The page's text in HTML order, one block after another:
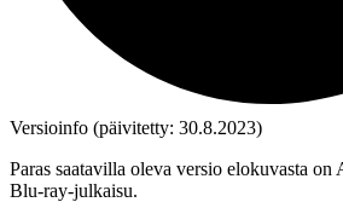
Versioinfo (päivitetty: 30.8.2023)
Paras saatavilla oleva versio elokuvasta
Blu‑ray‑julkaisu.